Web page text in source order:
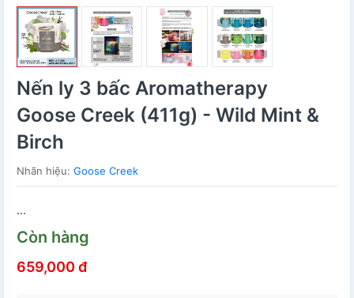
Nến ly 3 bấc Aromatherapy
Goose Creek (411g) - Wild Mint &
Birch
Nhãn hiệu: Goose Creek
...
Còn hàng
659,000 đ